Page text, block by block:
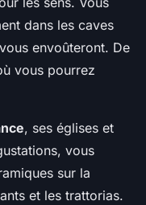
dans les caves
envoûteront. De
vous pourrez
, ses églises et
vous
sur la
et les trattorias.